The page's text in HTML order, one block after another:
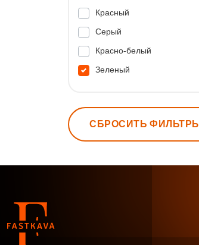
Красный
Серый
Красно-белый
Зеленый
СБРОСИТЬ ФИЛЬТРЫ